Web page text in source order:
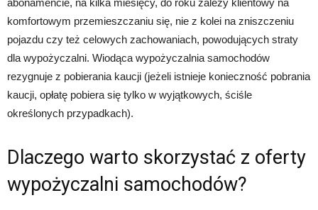
komfortowym przemieszczaniu się, nie z kolei na zniszczeniu
pojazdu czy też celowych zachowaniach, powodujących straty
dla wypożyczalni. Wiodąca wypożyczalnia samochodów
rezygnuje z pobierania kaucji (jeżeli istnieje konieczność pobrania
kaucji, opłatę pobiera się tylko w wyjątkowych, ściśle
określonych przypadkach).
Dlaczego warto skorzystać z oferty
wypożyczalni samochodów?